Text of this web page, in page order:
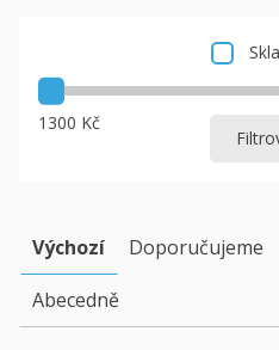
1300 Kč
Výchozí Doporučujeme
Abecedně